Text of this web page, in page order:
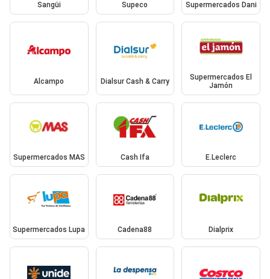
Sangüi Supeco Supermercados Dani
Alcampo Dialsur Cash & Carry
Supermercados El
Jamón
Supermercados MAS Cash Ifa E.Leclerc
Supermercados Lupa Cadena88 Dialprix